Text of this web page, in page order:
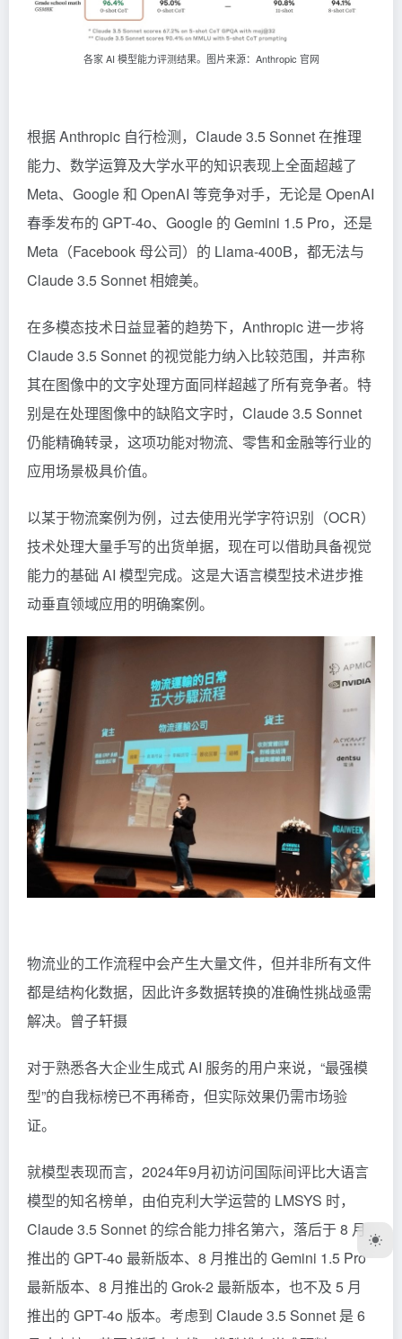
各家 AI 模型能力评测结果。图片来源：Anthropic 官网
根据 Anthropic 自行检测，Claude 3.5 Sonnet 在推理
能力、数学运算及大学水平的知识表现上全面超越了
Meta、Google 和 OpenAI 等竞争对手，无论是 OpenAI
春季发布的 GPT-4o、Google 的 Gemini 1.5 Pro，还是
Meta（Facebook 母公司）的 Llama-400B，都无法与
Claude 3.5 Sonnet 相媲美。
在多模态技术日益显著的趋势下，Anthropic 进一步将
Claude 3.5 Sonnet 的视觉能力纳入比较范围，并声称
其在图像中的文字处理方面同样超越了所有竞争者。特
别是在处理图像中的缺陷文字时，Claude 3.5 Sonnet
仍能精确转录，这项功能对物流、零售和金融等行业的
应用场景极具价值。
以某于物流案例为例，过去使用光学字符识别（OCR）
技术处理大量手写的出货单据，现在可以借助具备视觉
能力的基础 AI 模型完成。这是大语言模型技术进步推
动垂直领域应用的明确案例。
物流业的工作流程中会产生大量文件，但并非所有文件
都是结构化数据，因此许多数据转换的准确性挑战亟需
解决。曾子轩摄
对于熟悉各大企业生成式 AI 服务的用户来说，“最强模
型”的自我标榜已不再稀奇，但实际效果仍需市场验
证。
就模型表现而言，2024年9月初访问国际间评比大语言
模型的知名榜单，由伯克利大学运营的 LMSYS 时，
Claude 3.5 Sonnet 的综合能力排名第六，落后于 8 月
推出的 GPT-4o 最新版本、8 月推出的 Gemini 1.5 Pro
最新版本、8 月推出的 Grok-2 最新版本，也不及 5 月
推出的 GPT-4o 版本。考虑到 Claude 3.5 Sonnet 是 6